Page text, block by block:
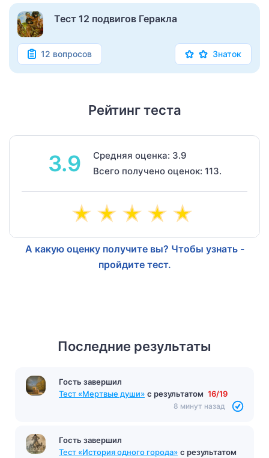
Тест 12 подвигов Геракла
12 вопросов Знаток
Рейтинг теста
3.9
Средняя оценка: 3.9
Всего получено оценок: 113.
А какую оценку получите вы? Чтобы узнать -
пройдите тест.
Последние результаты
Гость завершил
Тест «Мертвые души» с результатом 16/19
8 минут назад
Гость завершил
Тест «История одного города» с результатом